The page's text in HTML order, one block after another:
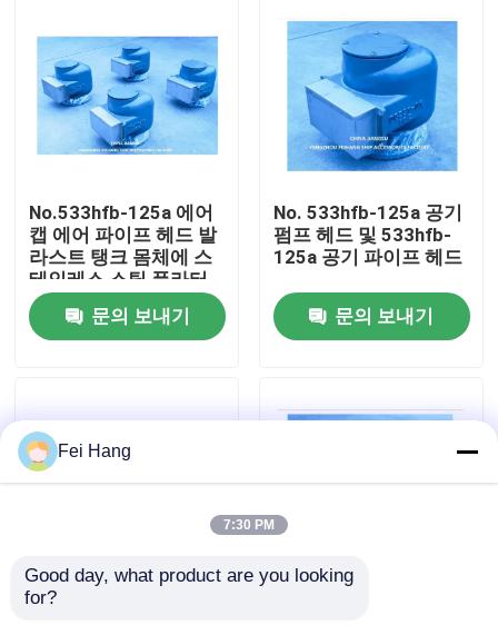
제품 소개
회사 소개
공장 투어
품질 관리
연락처
마린 에어 벤트 헤드
No.533hfb-125a 에어
캡 에어 파이프 헤드 발
라스트 탱크 몸체에 스
테인레스 스틸 플라터
와 함께 주철
문의 보내기
No. 533hfb-125a 공기
펌프 헤드 및 533hfb-
125a 공기 파이프 헤드
문의 보내기
533hfb-125a 발라스트
Fei Hang
7:30 PM
Good day, what product are you looking
for?